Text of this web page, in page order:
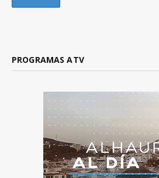
PROGRAMAS ATV